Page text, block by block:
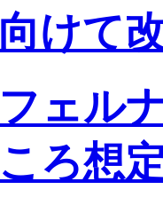
向けて
フェル
ころ想